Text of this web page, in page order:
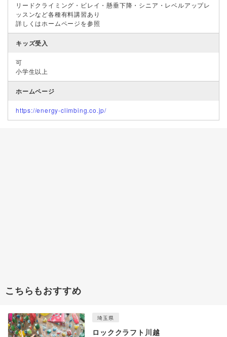
リードクライミング・ビレイ・懸垂下降・シニア・レベルアップレ
ッスンなど各種有料講習あり
詳しくはホームページを参照
キッズ受入
可
小学生以上
ホームページ
https://energy-climbing.co.jp/
こちらもおすすめ
埼玉県
ロッククラフト川越